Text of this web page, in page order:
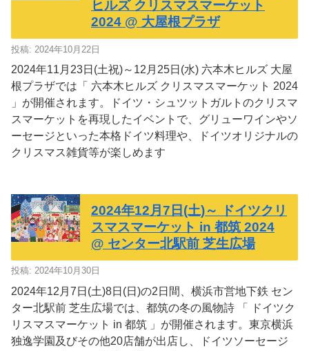
ヒルズ クリスマスマーケット
2024 @ 大屋根プラザ
投稿: 2024年10月22日
2024年11月23日(土祝)～12月25日(水) 六本木ヒルズ 大屋
根プラザでは「 六本木ヒルズ クリスマスマーケット 2024
」が開催されます。ドイツ・シュツットガルトのクリスマ
スマーケットを再現したイベントで、グリューワインやソ
ーセージといった本格ドイツ料理や、ドイツオリジナルの
クリスマス雑貨等が楽しめます
2024年12月7日(土)～ ドイツクリ
スマスマーケット in 都筑 2024
@ センター北駅前 芝生広場
投稿: 2024年10月30日
2024年12月7日(土)8日(日)の2日間、横浜市営地下鉄 セン
ター北駅前 芝生広場では、都筑の冬の風物詩 「 ドイツク
リスマスマーケット in 都筑 」が開催されます。東京横浜
独逸学園及びその他20店舗が出店し、ドイツソーセージ